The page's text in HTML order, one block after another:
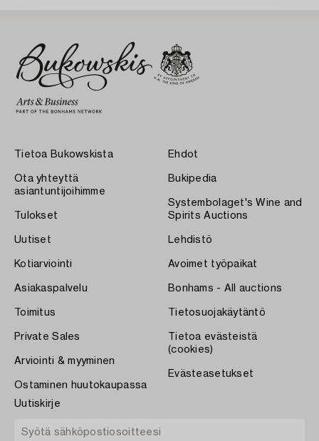
Tietoa Bukowskista
Ota yhteyttä
asiantuntijoihimme
Tulokset
Uutiset
Kotiarviointi
Asiakaspalvelu
Toimitus
Private Sales
Arviointi & myyminen
Ostaminen huutokaupassa
Ehdot
Bukipedia
Systembolaget's Wine and
Spirits Auctions
Lehdistö
Avoimet työpaikat
Bonhams - All auctions
Tietosuojakäytäntö
Tietoa evästeistä
(cookies)
Evästeasetukset
Uutiskirje